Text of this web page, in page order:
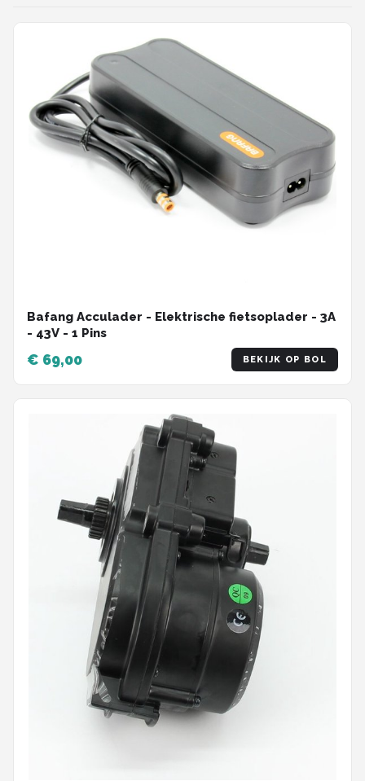
Bafang Acculader - Elektrische fietsoplader - 3A
- 43V - 1 Pins
€ 69,00 BEKIJK OP BOL